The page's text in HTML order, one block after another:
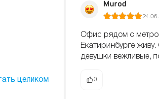
целиком
Murod
Офис рядом с
Екатиринбурге
девушки вежливые,
0